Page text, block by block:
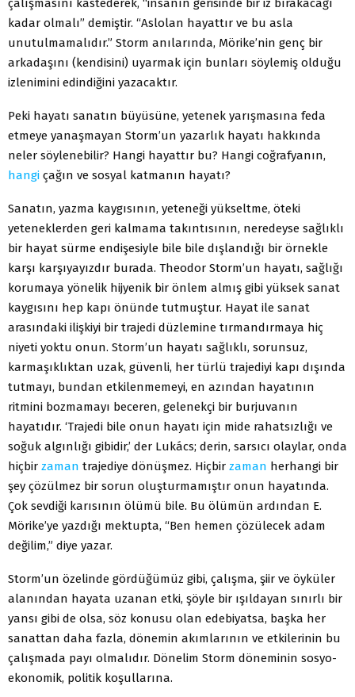
kadar olmalı” demiştir. “Aslolan hayattır ve bu asla
unutulmamalıdır.” Storm anılarında, Mörike’nin genç bir
arkadaşını (kendisini) uyarmak için bunları söylemiş olduğu
izlenimini edindiğini yazacaktır.
Peki hayatı sanatın büyüsüne, yetenek yarışmasına feda
etmeye yanaşmayan Storm’un yazarlık hayatı hakkında
neler söylenebilir? Hangi hayattır bu? Hangi coğrafyanın,
hangi çağın ve sosyal katmanın hayatı?
Sanatın, yazma kaygısının, yeteneği yükseltme, öteki
yeteneklerden geri kalmama takıntısının, neredeyse sağlıklı
bir hayat sürme endişesiyle bile bile dışlandığı bir örnekle
karşı karşıyayızdır burada. Theodor Storm’un hayatı, sağlığı
korumaya yönelik hijyenik bir önlem almış gibi yüksek sanat
kaygısını hep kapı önünde tutmuştur. Hayat ile sanat
arasındaki ilişkiyi bir trajedi düzlemine tırmandırmaya hiç
niyeti yoktu onun. Storm’un hayatı sağlıklı, sorunsuz,
karmaşıklıktan uzak, güvenli, her türlü trajediyi kapı dışında
tutmayı, bundan etkilenmemeyi, en azından hayatının
ritmini bozmamayı beceren, gelenekçi bir burjuvanın
hayatıdır. ‘Trajedi bile onun hayatı için mide rahatsızlığı ve
soğuk algınlığı gibidir,’ der Lukács; derin, sarsıcı olaylar, onda
hiçbir zaman trajediye dönüşmez. Hiçbir zaman herhangi bir
şey çözülmez bir sorun oluşturmamıştır onun hayatında.
Çok sevdiği karısının ölümü bile. Bu ölümün ardından E.
Mörike’ye yazdığı mektupta, “Ben hemen çözülecek adam
değilim,” diye yazar.
Storm’un özelinde gördüğümüz gibi, çalışma, şiir ve öyküler
alanından hayata uzanan etki, şöyle bir ışıldayan sınırlı bir
yansı gibi de olsa, söz konusu olan edebiyatsa, başka her
sanattan daha fazla, dönemin akımlarının ve etkilerinin bu
çalışmada payı olmalıdır. Dönelim Storm döneminin sosyo-
ekonomik, politik koşullarına.